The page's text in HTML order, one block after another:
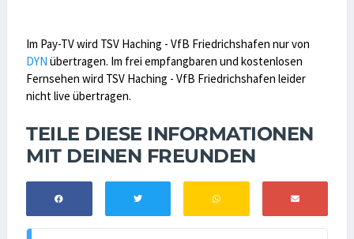
Im Pay-TV wird TSV Haching - VfB Friedrichshafen nur von
DYN übertragen. Im frei empfangbaren und kostenlosen
Fernsehen wird TSV Haching - VfB Friedrichshafen leider
nicht live übertragen.
TEILE DIESE INFORMATIONEN
MIT DEINEN FREUNDEN